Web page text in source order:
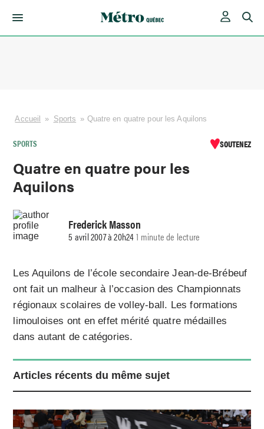
Accueil » Sports » Quatre en quatre pour les Aquilons
SPORTS SOUTENEZ
Quatre en quatre pour les
Aquilons
Frederick Masson
5 avril 2007 à 20h241 minute de lecture
Les Aquilons de l’école secondaire Jean-de-Brébeuf
ont fait un malheur à l’occasion des Championnats
régionaux scolaires de volley-ball. Les formations
limouloises ont en effet mérité quatre médailles
dans autant de catégories.
Articles récents du même sujet